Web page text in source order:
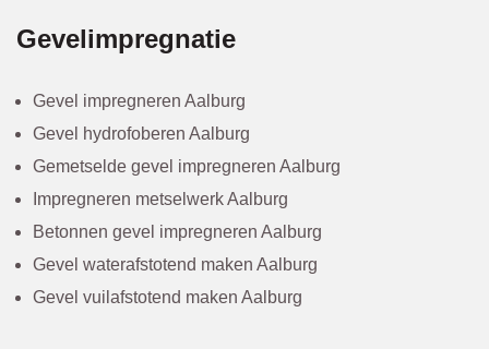
Gevelimpregnatie
Gevel impregneren Aalburg
Gevel hydrofoberen Aalburg
Gemetselde gevel impregneren Aalburg
Impregneren metselwerk Aalburg
Betonnen gevel impregneren Aalburg
Gevel waterafstotend maken Aalburg
Gevel vuilafstotend maken Aalburg